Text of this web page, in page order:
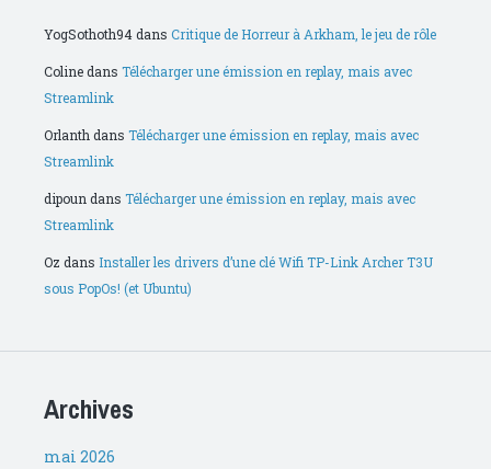
YogSothoth94dans Critique de Horreur à Arkham, le jeu de rôle
Colinedans Télécharger une émission en replay, mais avec
Streamlink
Orlanthdans Télécharger une émission en replay, mais avec
Streamlink
dipoundans Télécharger une émission en replay, mais avec
Streamlink
Oz dans Installer les drivers d’une clé Wifi TP-Link Archer T3U
sous PopOs! (et Ubuntu)
Archives
mai 2026